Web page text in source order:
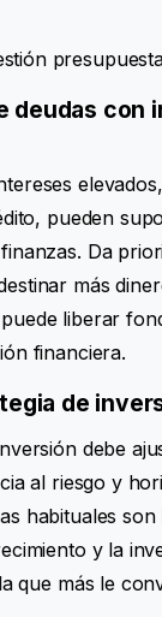
deudas con
pueden
Da
más
liberar
financiera.
de
debe
al riesgo y
habituales
y la
que más le